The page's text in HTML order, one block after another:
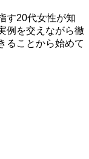
す20代女性が知
例を交えながら徹
ることから始めて